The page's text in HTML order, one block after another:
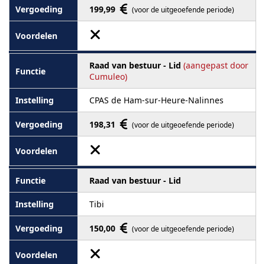
199,99 (voor de uitgeoefende periode)
Raad van bestuur - Lid (aangepast door
Cumuleo)
CPAS de Ham-sur-Heure-Nalinnes
198,31 (voor de uitgeoefende periode)
Raad van bestuur - Lid
Tibi
150,00 (voor de uitgeoefende periode)